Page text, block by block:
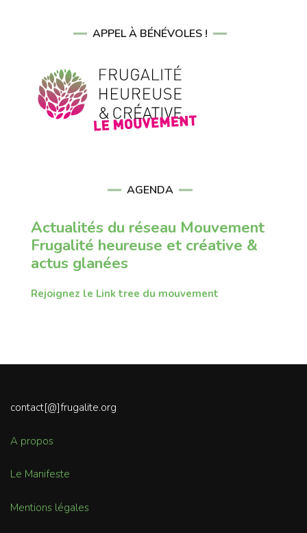
APPEL À BÉNÉVOLES !
AGENDA
Actualités du réseau Mouvement
Frugalité heureuse et créative &
actus glanées
Rejoignez le Link tree du mouvement
contact[@]frugalite.org
A propos
Le Manifeste
Mentions légales